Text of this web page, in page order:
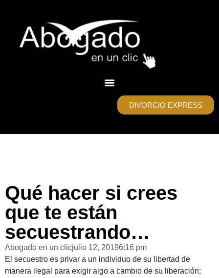
DIVORCIO EXPRESS
Qué hacer si crees
que te están
secuestrando…
Abogado en un clicjulio 12, 20196:16 pm
El secuestro es privar a un individuo de su libertad de
manera ilegal para exigir algo a cambio de su liberación;